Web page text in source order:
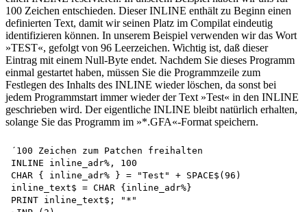
100 Zeichen entschieden. Dieser INLINE enthält zu Beginn einen
definierten Text, damit wir seinen Platz im Compilat eindeutig
identifizieren können. In unserem Beispiel verwenden wir das Wort
»TEST«, gefolgt von 96 Leerzeichen. Wichtig ist, daß dieser
Eintrag mit einem Null-Byte endet. Nachdem Sie dieses Programm
einmal gestartet haben, müssen Sie die Programmzeile zum
Festlegen des Inhalts des INLINE wieder löschen, da sonst bei
jedem Programmstart immer wieder der Text »Test« in den INLINE
geschrieben wird. Der eigentliche INLINE bleibt natürlich erhalten,
solange Sie das Programm im »*.GFA«-Format speichern.
´100 Zeichen zum Patchen freihalten
INLINE inline_adr%, 100
CHAR { inline_adr% } = "Test" + SPACE$(96)
inline_text$ = CHAR {inline_adr%}
PRINT inline_text$; "*"